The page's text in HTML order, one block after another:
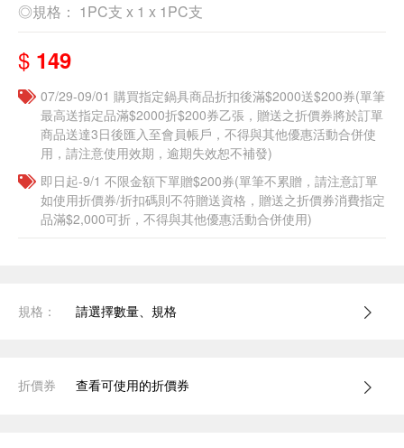
◎規格： 1PC支 x 1 x 1PC支
$ 149
07/29-09/01 購買指定鍋具商品折扣後滿$2000送$200券(單筆
最高送指定品滿$2000折$200券乙張，贈送之折價券將於訂單
商品送達3日後匯入至會員帳戶，不得與其他優惠活動合併使
用，請注意使用效期，逾期失效恕不補發)
即日起-9/1 不限金額下單贈$200券(單筆不累贈，請注意訂單
如使用折價券/折扣碼則不符贈送資格，贈送之折價券消費指定
品滿$2,000可折，不得與其他優惠活動合併使用)
規格： 請選擇數量、規格
折價券 查看可使用的折價券